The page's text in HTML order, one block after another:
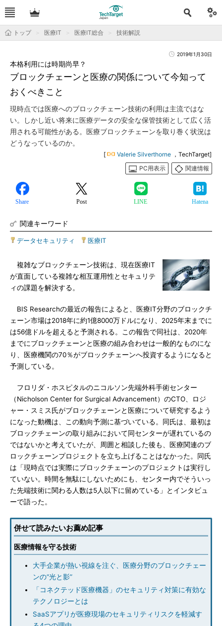
トップ 医療IT 医療IT総合 技術解説
2019年1月30日
ブロックチェーンと医療の関係について今知って
おくべきこと
本格利用には時期尚早？
現時点では医療へのブロックチェーン技術の利用は主流ではな
い。しかし近い将来に医療データの安全な保管技術として広く活
用される可能性がある。医療ブロックチェーンを取り巻く状況は
どうなっているのか。
[ Valerie Silverthorne ，TechTarget]
PC用表示
関連情報
Share Post LINE Hatena
関連キーワード
データセキュリティ 医療IT
複雑なブロックチェーン技術は、現在医療IT
が直面している複雑な相互運用性とセキュリテ
ィの課題を解決する。
BIS Researchの最近の報告によると、医療IT分野のブロックチ
ェーン市場は2018年に約1億8000万ドルになり、2025年末までに
は56億ドルを超えると予測される。この報告で同社は、2020年
までにブロックチェーンと医療の組み合わせは一般的なものにな
り、医療機関の70％がブロックチェーンへ投資するようになると
予測している。
フロリダ・ホスピタルのニコルソン先端外科手術センター
（Nicholson Center for Surgical Advancement）のCTO、ロジ
ャー・スミス氏がブロックチェーンと医療について研究するよう
になった動機は、この動向予測に基づいている。同氏は、最初は
ブロックチェーンの取り組みにおいて同センターが遅れているの
ではないかと考えていたが、周囲と相談した後も、医療関連のブ
ロックチェーンプロジェクトを立ち上げることはなかった。同氏
は「現時点では実際にブロックチェーンのプロジェクトは実行し
ていない。時間を無駄にしないためにも、センター内でそういっ
た先端技術に関わる人数は5人以下に留めている」とインタビュ
ーで語った。
併せて読みたいお薦め記事
医療情報を守る技術
大手企業が熱い視線を注ぐ、医療分野のブロックチェー
ンの“光と影”
「コネクテッド医療機器」のセキュリティ対策に有効な
テクノロジーとは
SaaSアプリが医療現場のセキュリティリスクを軽減す